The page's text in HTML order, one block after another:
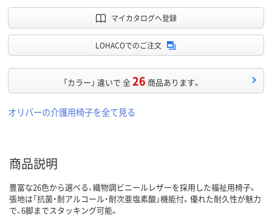
マイカタログへ登録
LOHACOでのご注文
「カラー」 違いで 全26 商品あります。
オリバーの介護用椅子を全て見る
商品説明
豊富な26色から選べる、織物調ビニールレザーを採用した福祉用椅子。
張地は「抗菌・耐アルコール・耐次亜塩素酸」機能付。優れた耐久性が魅力
で、6脚までスタッキング可能。